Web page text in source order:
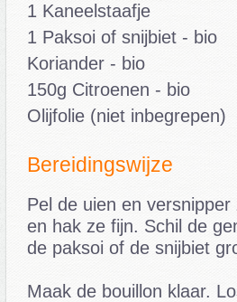
1 Kaneelstaafje
1 Paksoi of snijbiet - bio
Koriander - bio
150g Citroenen - bio
Olijfolie (niet inbegrepen)
Bereidingswijze
Pel de uien en
en hak ze fijn. Schil de
de paksoi of de snijbiet
Maak de bouillon klaar.